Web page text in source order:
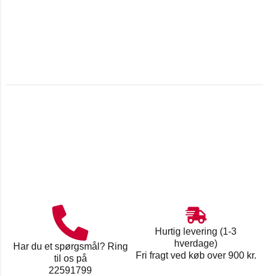
Har du et spørgsmål? Ring
til os på
22591799
Hurtig levering (1-3
hverdage)
Fri fragt ved køb over 900 kr.